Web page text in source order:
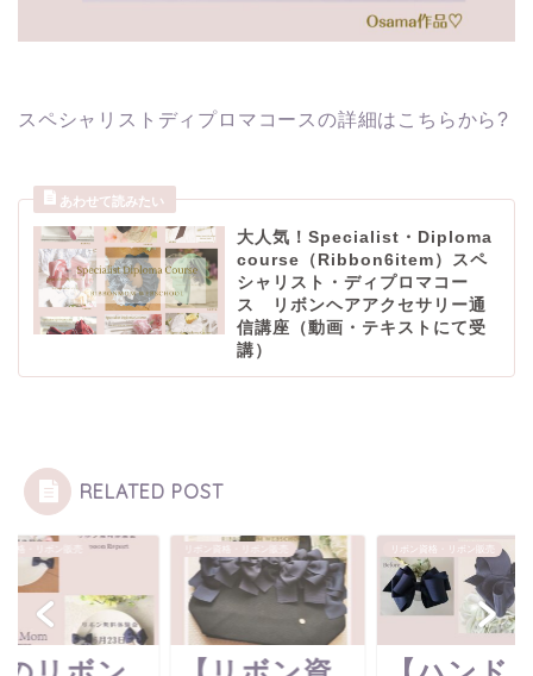
スペシャリストディプロマコースの詳細はこちらから?
大人気！Specialist・Diploma
course（Ribbon6item）スペ
シャリスト・ディプロマコー
ス リボンヘアアクセサリー通
信講座（動画・テキストにて受
講）
RELATED POST
リボン資格・リボン販売